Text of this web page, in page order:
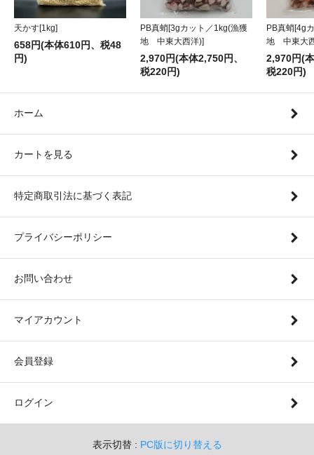
天かす[1kg]
658円(本体610円、税48
円)
PB真蛸[3gカット／1kg(漁獲
地 中東大西洋)]
2,970円(本体2,750円、
税220円)
PB真蛸[4g
地 中東大
2,970円(
税220円)
ホーム
カートを見る
特定商取引法に基づく表記
プライバシーポリシー
お問い合わせ
マイアカウント
会員登録
ログイン
表示切替 : PC版に切り替える